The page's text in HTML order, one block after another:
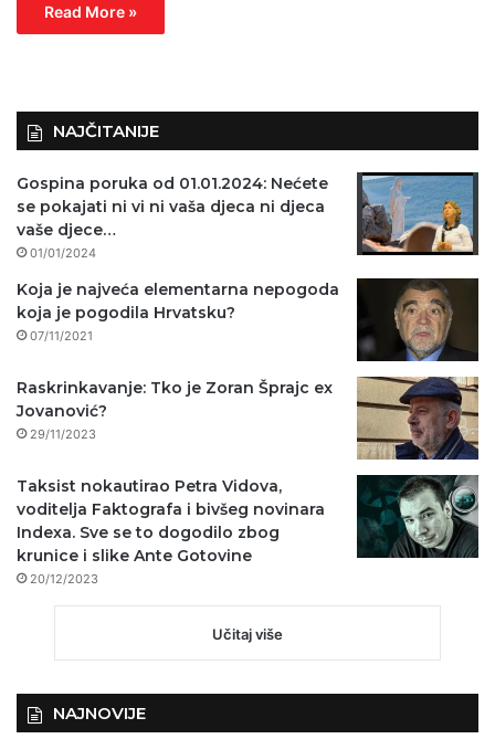
Read More »
NAJČITANIJE
Gospina poruka od 01.01.2024: Nećete
se pokajati ni vi ni vaša djeca ni djeca
vaše djece…
01/01/2024
Koja je najveća elementarna nepogoda
koja je pogodila Hrvatsku?
07/11/2021
Raskrinkavanje: Tko je Zoran Šprajc ex
Jovanović?
29/11/2023
Taksist nokautirao Petra Vidova,
voditelja Faktografa i bivšeg novinara
Indexa. Sve se to dogodilo zbog
krunice i slike Ante Gotovine
20/12/2023
Učitaj više
NAJNOVIJE